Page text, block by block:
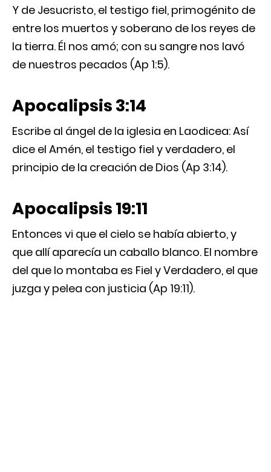
Y de Jesucristo, el testigo fiel, primogénito de
entre los muertos y soberano de los reyes de
la tierra. Él nos amó; con su sangre nos lavó
de nuestros pecados (Ap 1:5).
Apocalipsis 3:14
Escribe al ángel de la iglesia en Laodicea: Así
dice el Amén, el testigo fiel y verdadero, el
principio de la creación de Dios (Ap 3:14).
Apocalipsis 19:11
Entonces vi que el cielo se había abierto, y
que allí aparecía un caballo blanco. El nombre
del que lo montaba es Fiel y Verdadero, el que
juzga y pelea con justicia (Ap 19:11).